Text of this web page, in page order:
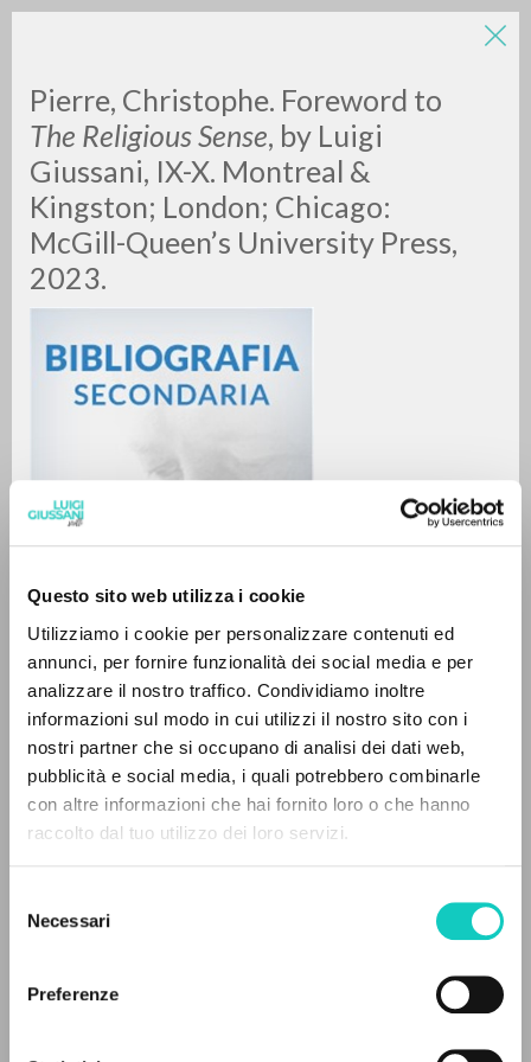
Questo sito web utilizza i cookie
Utilizziamo i cookie per personalizzare contenuti ed
annunci, per fornire funzionalità dei social media e per
analizzare il nostro traffico. Condividiamo inoltre
informazioni sul modo in cui utilizzi il nostro sito con i
nostri partner che si occupano di analisi dei dati web,
pubblicità e social media, i quali potrebbero combinarle
con altre informazioni che hai fornito loro o che hanno
raccolto dal tuo utilizzo dei loro servizi.
delNecessari
Preferenze
Pierre, Christophe. Foreword to
The Religious Sense, by Luigi
Giussani, IX-X. Montreal &
Kingston; London; Chicago:
McGill-Queen’s University Press,
2023.
Giussani Luigi Author
Pierre ChristopheAuthor
McGill-Queen's University Press
Pages: 2
LUIGI
GIUSSANI
scritti
0RESULTS FOUND
MORE RESULTS